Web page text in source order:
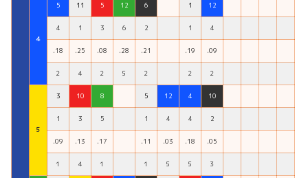
４
5 11 5 12 6 1 12
4 1 3 6 2 1 4
.18 .25 .08 .28 .21 .19 .09
２ ４ ２ ５ ２ ２ ２
５
3 10 8 5 12 4 10
1 3 5 1 4 4 2
.09 .13 .17 .11 .03 .18 .05
１ ４ １ １ ５ ５ ３